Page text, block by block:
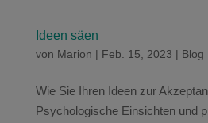
Ideen säen
von Marion | Feb. 15, 2023 | Blog
Wie Sie Ihren Ideen zur
Psychologische Einsichten und